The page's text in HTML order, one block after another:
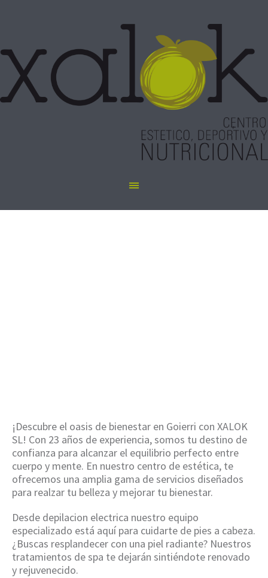
¡Descubre el oasis de bienestar en Goierri con XALOK
SL! Con 23 años de experiencia, somos tu destino de
confianza para alcanzar el equilibrio perfecto entre
cuerpo y mente. En nuestro centro de estética, te
ofrecemos una amplia gama de servicios diseñados
para realzar tu belleza y mejorar tu bienestar.
Desde depilacion electrica nuestro equipo
especializado está aquí para cuidarte de pies a cabeza.
¿Buscas resplandecer con una piel radiante? Nuestros
tratamientos de spa te dejarán sintiéndote renovado
y rejuvenecido.